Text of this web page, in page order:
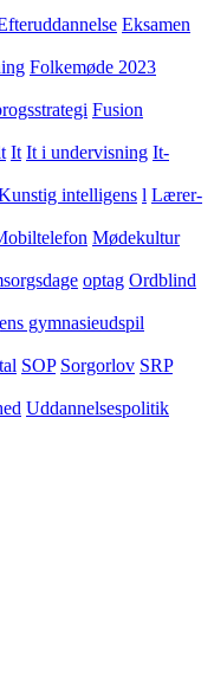
Eksamen
Folkemøde 2023
Fusion
It It i undervisning It-
intelligens l Lærer-
Mødekultur
optag Ordblind
gymnasieudspil
SOP Sorgorlov SRP
Uddannelsespolitik